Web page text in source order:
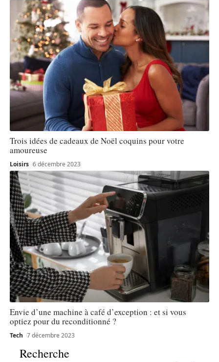
Trois idées de cadeaux de Noël coquins pour votre
amoureuse
Loisirs 6 décembre 2023
Envie d’une machine à café d’exception : et si vous
optiez pour du reconditionné ?
Tech 7 décembre 2023
Recherche